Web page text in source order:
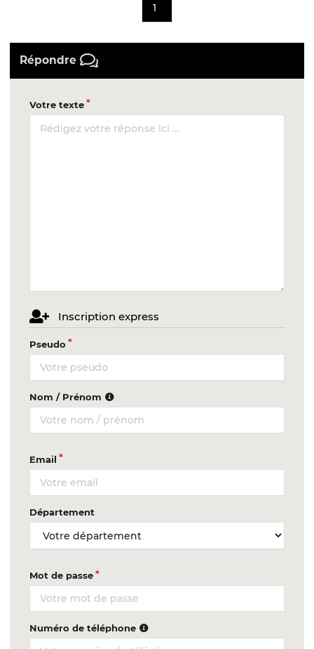
1
Répondre
Votre texte
Inscription express
Pseudo
Nom / Prénom
Email
Département
Mot de passe
Numéro de téléphone